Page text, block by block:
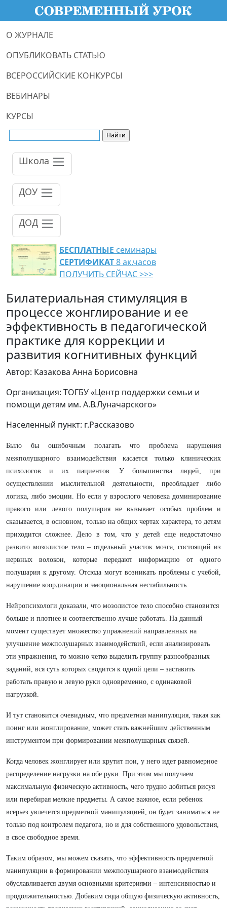
О ЖУРНАЛЕ
ОПУБЛИКОВАТЬ СТАТЬЮ
ВСЕРОССИЙСКИЕ КОНКУРСЫ
ВЕБИНАРЫ
КУРСЫ
Школа
ДОУ
ДОД
БЕСПЛАТНЫЕ семинары
СЕРТИФИКАТ8 ак.часов
ПОЛУЧИТЬ СЕЙЧАС >>>
Билатериальная стимуляция в
процессе жонглирование и ее
эффективность в педагогической
практике для коррекции и
развития когнитивных функций
Автор: Казакова Анна Борисовна
Организация: ТОГБУ «Центр поддержки семьи и
помощи детям им. А.В.Луначарского»
Населенный пункт: г.Рассказово
Было бы ошибочным полагать что проблема нарушения
межполушарного взаимодействия касается только клинических
психологов и их пациентов. У большинства людей, при
осуществлении мыслительной деятельности, преобладает либо
логика, либо эмоции. Но если у взрослого человека доминирование
правого или левого полушария не вызывает особых проблем и
сказывается, в основном, только на общих чертах характера, то детям
приходится сложнее. Дело в том, что у детей еще недостаточно
развито мозолистое тело – отдельный участок мозга, состоящий из
нервных волокон, которые передают информацию от одного
полушария к другому. Отсюда могут возникать проблемы с учебой,
нарушение координации и эмоциональная нестабильность.
Нейропсихологи доказали, что мозолистое тело способно становится
больше и плотнее и соответственно лучше работать. На данный
момент существует множество упражнений направленных на
улучшение межполушарных взаимодействий, если анализировать
эти упражнения, то можно четко выделить группу разнообразных
заданий, вся суть которых сводится к одной цели – заставить
работать правую и левую руки одновременно, с одинаковой
нагрузкой.
И тут становится очевидным, что предметная манипуляция, такая как
поинг или жонглирование, может стать важнейшим действенным
инструментом при формировании межполушарных связей.
Когда человек жонглирует или крутит пои, у него идет равномерное
распределение нагрузки на обе руки. При этом мы получаем
максимальную физическую активность, чего трудно добиться рисуя
или перебирая мелкие предметы. А самое важное, если ребенок
всерьез увлечется предметной манипуляцией, он будет заниматься не
только под контролем педагога, но и для собственного удовольствия,
в свое свободное время.
Таким образом, мы можем сказать, что эффективность предметной
манипуляции в формировании межполушарного взаимодействия
обуславливается двумя основными критериями – интенсивностью и
продолжительностью. Добавим сюда общую физическую активность,